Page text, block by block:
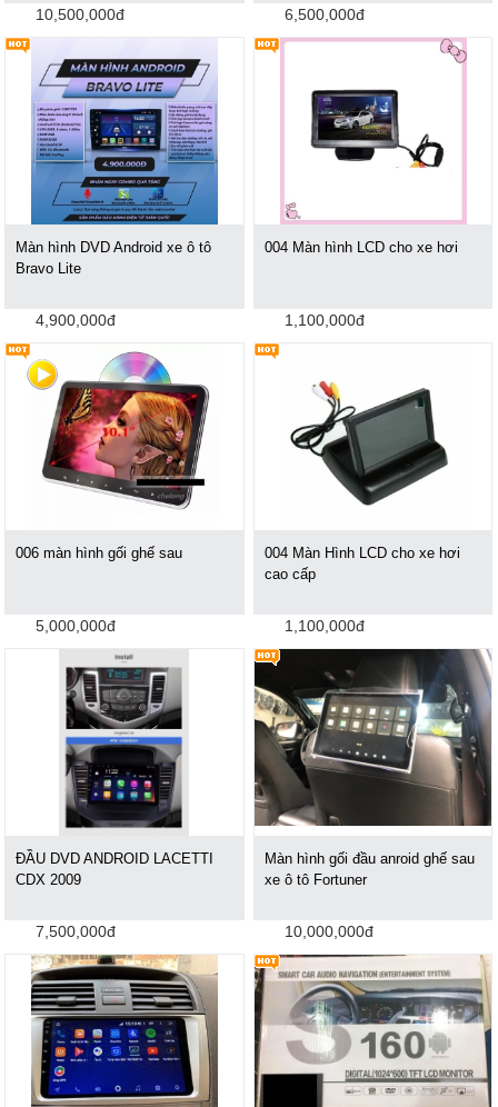
10,500,000đ 6,500,000đ
Màn hình DVD Android xe ô tô
Bravo Lite
4,900,000đ
004 Màn hình LCD cho xe hơi
1,100,000đ
006 màn hình gối ghế sau
5,000,000đ
004 Màn Hình LCD cho xe hơi
cao cấp
1,100,000đ
ĐẦU DVD ANDROID LACETTI
CDX 2009
7,500,000đ
Màn hình gối đầu anroid ghế sau
xe ô tô Fortuner
10,000,000đ